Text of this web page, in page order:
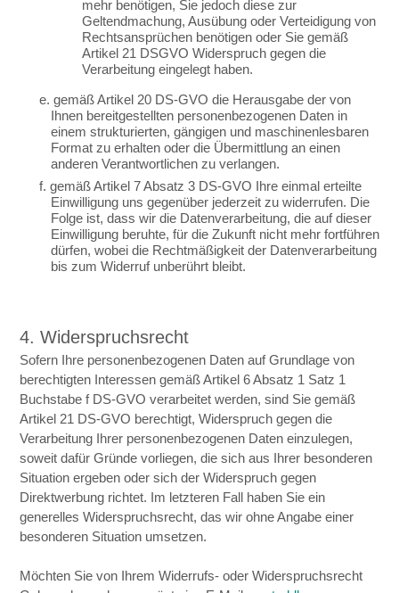
mehr benötigen, Sie jedoch diese zur
Geltendmachung, Ausübung oder Verteidigung von
Rechtsansprüchen benötigen oder Sie gemäß
Artikel 21 DSGVO Widerspruch gegen die
Verarbeitung eingelegt haben.
e. gemäß Artikel 20 DS-GVO die Herausgabe der von
Ihnen bereitgestellten personenbezogenen Daten in
einem strukturierten, gängigen und maschinenlesbaren
Format zu erhalten oder die Übermittlung an einen
anderen Verantwortlichen zu verlangen.
f. gemäß Artikel 7 Absatz 3 DS-GVO Ihre einmal erteilte
Einwilligung uns gegenüber jederzeit zu widerrufen. Die
Folge ist, dass wir die Datenverarbeitung, die auf dieser
Einwilligung beruhte, für die Zukunft nicht mehr fortführen
dürfen, wobei die Rechtmäßigkeit der Datenverarbeitung
bis zum Widerruf unberührt bleibt.
4. Widerspruchsrecht
Sofern Ihre personenbezogenen Daten auf Grundlage von
berechtigten Interessen gemäß Artikel 6 Absatz 1 Satz 1
Buchstabe f DS-GVO verarbeitet werden, sind Sie gemäß
Artikel 21 DS-GVO berechtigt, Widerspruch gegen die
Verarbeitung Ihrer personenbezogenen Daten einzulegen,
soweit dafür Gründe vorliegen, die sich aus Ihrer besonderen
Situation ergeben oder sich der Widerspruch gegen
Direktwerbung richtet. Im letzteren Fall haben Sie ein
generelles Widerspruchsrecht, das wir ohne Angabe einer
besonderen Situation umsetzen.
Möchten Sie von Ihrem Widerrufs- oder Widerspruchsrecht